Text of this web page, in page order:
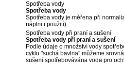
Spotřeba vody
Spotřeba vody
Spotřeba vody je měřena při
náplni i použití).
Spotřeba vody při praní a sušení
Spotřeba vody při praní a sušení
Podle údaje o množství vody
cyklu "suchá bavlna" můžeme
sušení spotřebovávána voda pro